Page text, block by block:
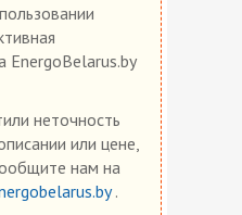
EnergoBelarus.by
неточность
или цене,
нам на
.